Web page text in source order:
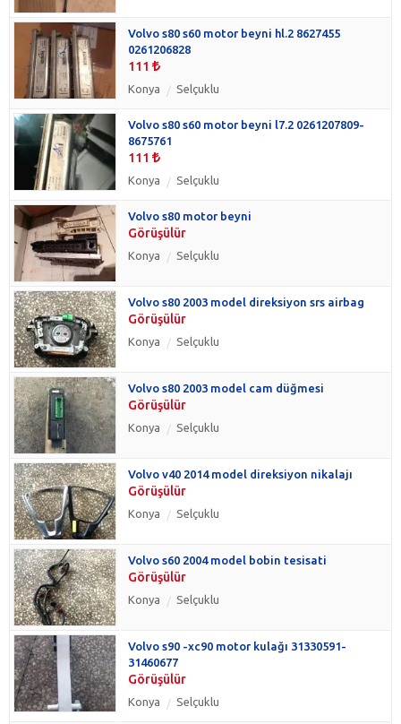
Volvo s80 s60 motor beyni hl.2 8627455
0261206828
111
Konya Selçuklu
Volvo s80 s60 motor beyni l7.2 0261207809-
8675761
111
Konya Selçuklu
Volvo s80 motor beyni
Görüşülür
Konya Selçuklu
Volvo s80 2003 model direksiyon srs airbag
Görüşülür
Konya Selçuklu
Volvo s80 2003 model cam düğmesi
Görüşülür
Konya Selçuklu
Volvo v40 2014 model direksiyon nikalajı
Görüşülür
Konya Selçuklu
Volvo s60 2004 model bobin tesisati
Görüşülür
Konya Selçuklu
Volvo s90 -xc90 motor kulağı 31330591-
31460677
Görüşülür
Konya Selçuklu